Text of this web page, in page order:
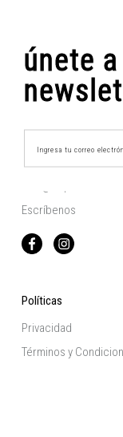
únete
Contacto
Escríbenos
Políticas
Privacidad
Términos y